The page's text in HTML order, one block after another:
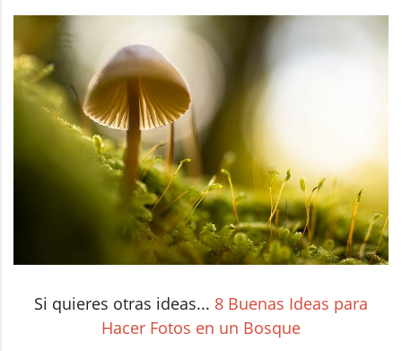
Si quieres otras ideas... 8 Buenas Ideas para
Hacer Fotos en un Bosque